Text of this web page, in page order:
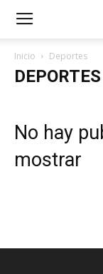
Inicio Deportes
DEPORTES
No hay
mostrar